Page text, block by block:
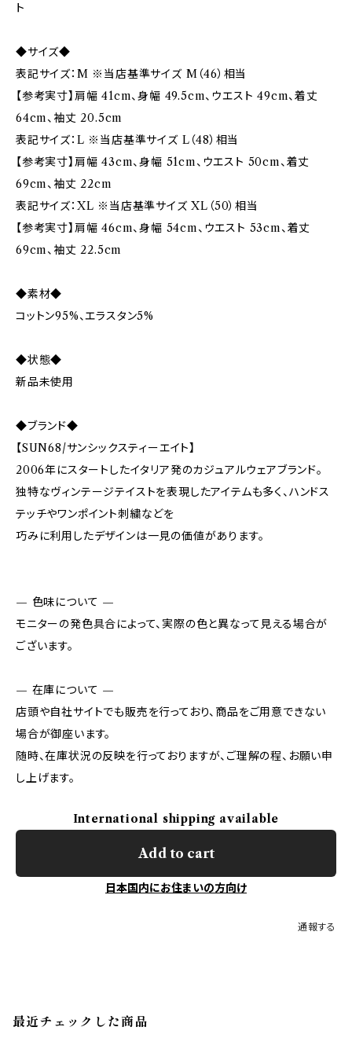
ト
◆サイズ◆
表記サイズ：M ※当店基準サイズ M（46）相当
【参考実寸】肩幅 41cm、身幅 49.5cm、ウエスト 49cm、着丈
64cm、袖丈 20.5cm
表記サイズ：L ※当店基準サイズ L（48）相当
【参考実寸】肩幅 43cm、身幅 51cm、ウエスト 50cm、着丈
69cm、袖丈 22cm
表記サイズ：XL ※当店基準サイズ XL（50）相当
【参考実寸】肩幅 46cm、身幅 54cm、ウエスト 53cm、着丈
69cm、袖丈 22.5cm
◆素材◆
コットン95%、エラスタン5%
◆状態◆
新品未使用
◆ブランド◆
【SUN68/サンシックスティーエイト】
2006年にスタートしたイタリア発のカジュアルウェアブランド。
独特なヴィンテージテイストを表現したアイテムも多く、ハンドス
テッチやワンポイント刺繍などを
巧みに利用したデザインは一見の価値があります。
— 色味について —
モニターの発色具合によって、実際の色と異なって見える場合が
ございます。
— 在庫について —
店頭や自社サイトでも販売を行っており、商品をご用意できない
場合が御座います。
随時、在庫状況の反映を行っておりますが、ご理解の程、お願い申
し上げます。
International shipping available
Add to cart
日本国内にお住まいの方向け
通報する
最近チェックした商品